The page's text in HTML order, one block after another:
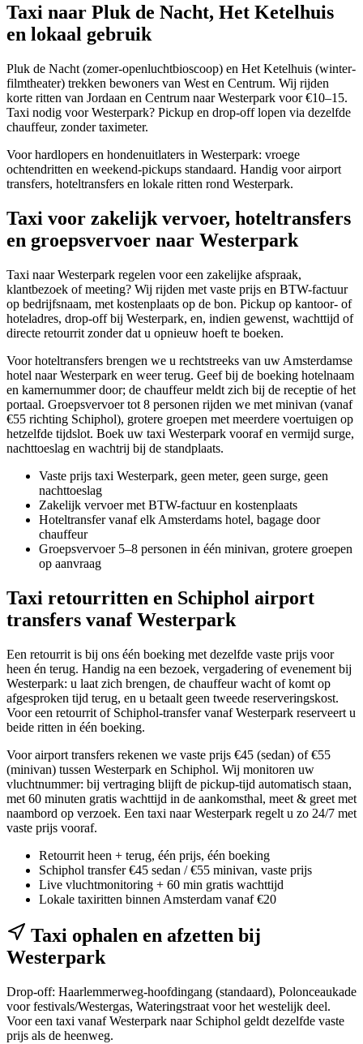
Taxi naar Pluk de Nacht, Het Ketelhuis
en lokaal gebruik
Pluk de Nacht (zomer-openluchtbioscoop) en Het Ketelhuis (winter-
filmtheater) trekken bewoners van West en Centrum. Wij rijden
korte ritten van Jordaan en Centrum naar Westerpark voor €10–15.
Taxi nodig voor Westerpark? Pickup en drop-off lopen via dezelfde
chauffeur, zonder taximeter.
Voor hardlopers en hondenuitlaters in Westerpark: vroege
ochtendritten en weekend-pickups standaard. Handig voor airport
transfers, hoteltransfers en lokale ritten rond Westerpark.
Taxi voor zakelijk vervoer, hoteltransfers
en groepsvervoer naar Westerpark
Taxi naar Westerpark regelen voor een zakelijke afspraak,
klantbezoek of meeting? Wij rijden met vaste prijs en BTW-factuur
op bedrijfsnaam, met kostenplaats op de bon. Pickup op kantoor- of
hoteladres, drop-off bij Westerpark, en, indien gewenst, wachttijd of
directe retourrit zonder dat u opnieuw hoeft te boeken.
Voor hoteltransfers brengen we u rechtstreeks van uw Amsterdamse
hotel naar Westerpark en weer terug. Geef bij de boeking hotelnaam
en kamernummer door; de chauffeur meldt zich bij de receptie of het
portaal. Groepsvervoer tot 8 personen rijden we met minivan (vanaf
€55 richting Schiphol), grotere groepen met meerdere voertuigen op
hetzelfde tijdslot. Boek uw taxi Westerpark vooraf en vermijd surge,
nachttoeslag en wachtrij bij de standplaats.
Vaste prijs taxi Westerpark, geen meter, geen surge, geen
nachttoeslag
Zakelijk vervoer met BTW-factuur en kostenplaats
Hoteltransfer vanaf elk Amsterdams hotel, bagage door
chauffeur
Groepsvervoer 5–8 personen in één minivan, grotere groepen
op aanvraag
Taxi retourritten en Schiphol airport
transfers vanaf Westerpark
Een retourrit is bij ons één boeking met dezelfde vaste prijs voor
heen én terug. Handig na een bezoek, vergadering of evenement bij
Westerpark: u laat zich brengen, de chauffeur wacht of komt op
afgesproken tijd terug, en u betaalt geen tweede reserveringskost.
Voor een retourrit of Schiphol-transfer vanaf Westerpark reserveert u
beide ritten in één boeking.
Voor airport transfers rekenen we vaste prijs €45 (sedan) of €55
(minivan) tussen Westerpark en Schiphol. Wij monitoren uw
vluchtnummer: bij vertraging blijft de pickup-tijd automatisch staan,
met 60 minuten gratis wachttijd in de aankomsthal, meet & greet met
naambord op verzoek. Een taxi naar Westerpark regelt u zo 24/7 met
vaste prijs vooraf.
Retourrit heen + terug, één prijs, één boeking
Schiphol transfer €45 sedan / €55 minivan, vaste prijs
Live vluchtmonitoring + 60 min gratis wachttijd
Lokale taxiritten binnen Amsterdam vanaf €20
Taxi ophalen en afzetten bij
Westerpark
Drop-off: Haarlemmerweg-hoofdingang (standaard), Polonceaukade
voor festivals/Westergas, Wateringstraat voor het westelijk deel.
Voor een taxi vanaf Westerpark naar Schiphol geldt dezelfde vaste
prijs als de heenweg.